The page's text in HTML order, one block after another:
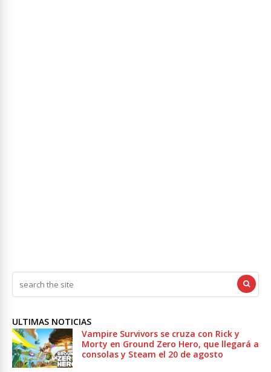
ULTIMAS NOTICIAS
Vampire Survivors se cruza con Rick y
Morty en Ground Zero Hero, que llegará a
consolas y Steam el 20 de agosto